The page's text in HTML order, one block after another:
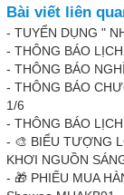
Bài viết liên
- TUYỂN DỤNG "
- THÔNG BÁO
- THÔNG BÁO
- THÔNG BÁO
1/6
- THÔNG BÁO
- 🎨 BIỂU TƯỢNG
KHƠI NGUỒN
- 🎁 PHIẾU MUA